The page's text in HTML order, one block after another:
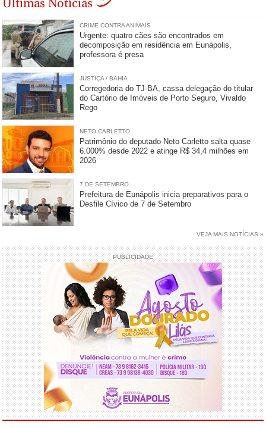
Últimas Notícias
CRIME CONTRA ANIMAIS
Urgente: quatro cães são encontrados em
decomposição em residência em Eunápolis,
professora é presa
JUSTIÇA / BAHIA
Corregedoria do TJ-BA, cassa delegação do titular
do Cartório de Imóveis de Porto Seguro, Vivaldo
Rego
NETO CARLETTO
Patrimônio do deputado Neto Carletto salta quase
6.000% desde 2022 e atinge R$ 34,4 milhões em
2026
7 DE SETEMBRO
Prefeitura de Eunápolis inicia preparativos para o
Desfile Cívico de 7 de Setembro
VEJA MAIS NOTÍCIAS »
PUBLICIDADE